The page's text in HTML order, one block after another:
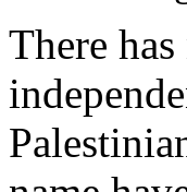
There has